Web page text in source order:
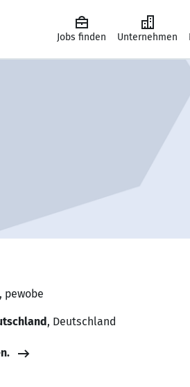
Jobs finden Unternehmen
pewobe
, Deutschland